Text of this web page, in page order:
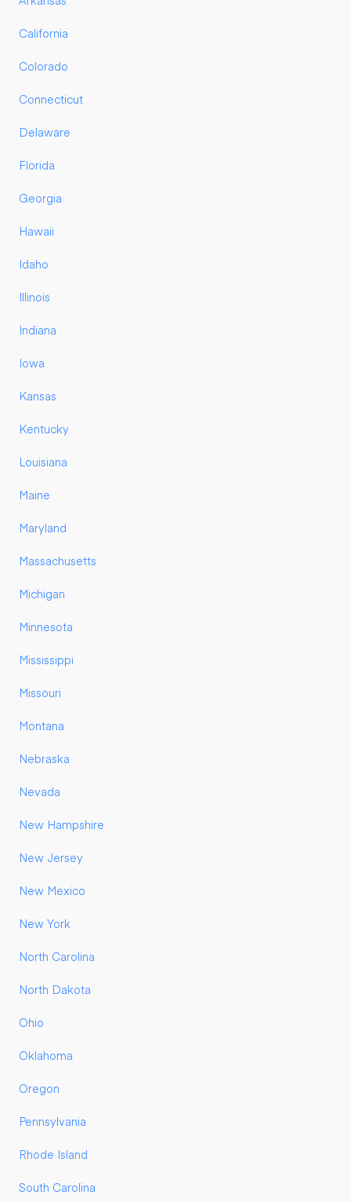
California
Colorado
Connecticut
Delaware
Florida
Georgia
Hawaii
Idaho
Illinois
Indiana
Iowa
Kansas
Kentucky
Louisiana
Maine
Maryland
Massachusetts
Michigan
Minnesota
Mississippi
Missouri
Montana
Nebraska
Nevada
New Hampshire
New Jersey
New Mexico
New York
North Carolina
North Dakota
Ohio
Oklahoma
Oregon
Pennsylvania
Rhode Island
South Carolina